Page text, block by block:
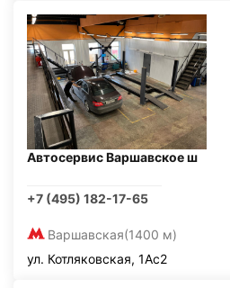
Автосервис Варшавское ш
+7 (495) 182-17-65
Варшавская(1400 м)
ул. Котляковская, 1Ас2